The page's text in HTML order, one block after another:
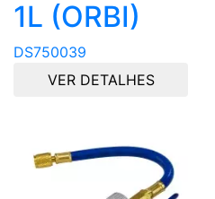
1L (ORBI)
DS750039
VER DETALHES